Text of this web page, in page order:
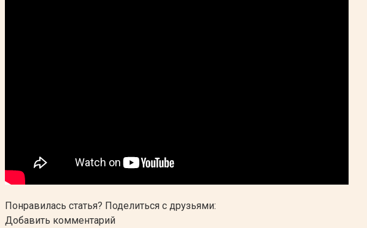
Понравилась статья? Поделиться с друзьями:
Добавить комментарий